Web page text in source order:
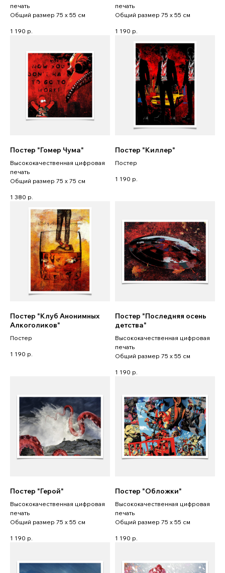
печать
Общий размер 75 x 55 см
1 190 р.
печать
Общий размер 75 x 55 см
1 190 р.
Постер "Гомер Чума"
Высококачественная цифровая
печать
Общий размер 75 x 75 см
1 380 р.
Постер "Киллер"
Постер
1 190 р.
Постер "Клуб Анонимных
Алкоголиков"
Постер
1 190 р.
Постер "Последняя осень
детства"
Высококачественная цифровая
печать
Общий размер 75 x 55 см
1 190 р.
Постер "Герой"
Высококачественная цифровая
печать
Общий размер 75 x 55 см
1 190 р.
Постер "Обложки"
Высококачественная цифровая
печать
Общий размер 75 x 55 см
1 190 р.